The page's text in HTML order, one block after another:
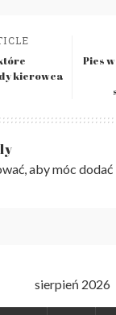
kierowca
Pies
, aby móc
sierpień 2026